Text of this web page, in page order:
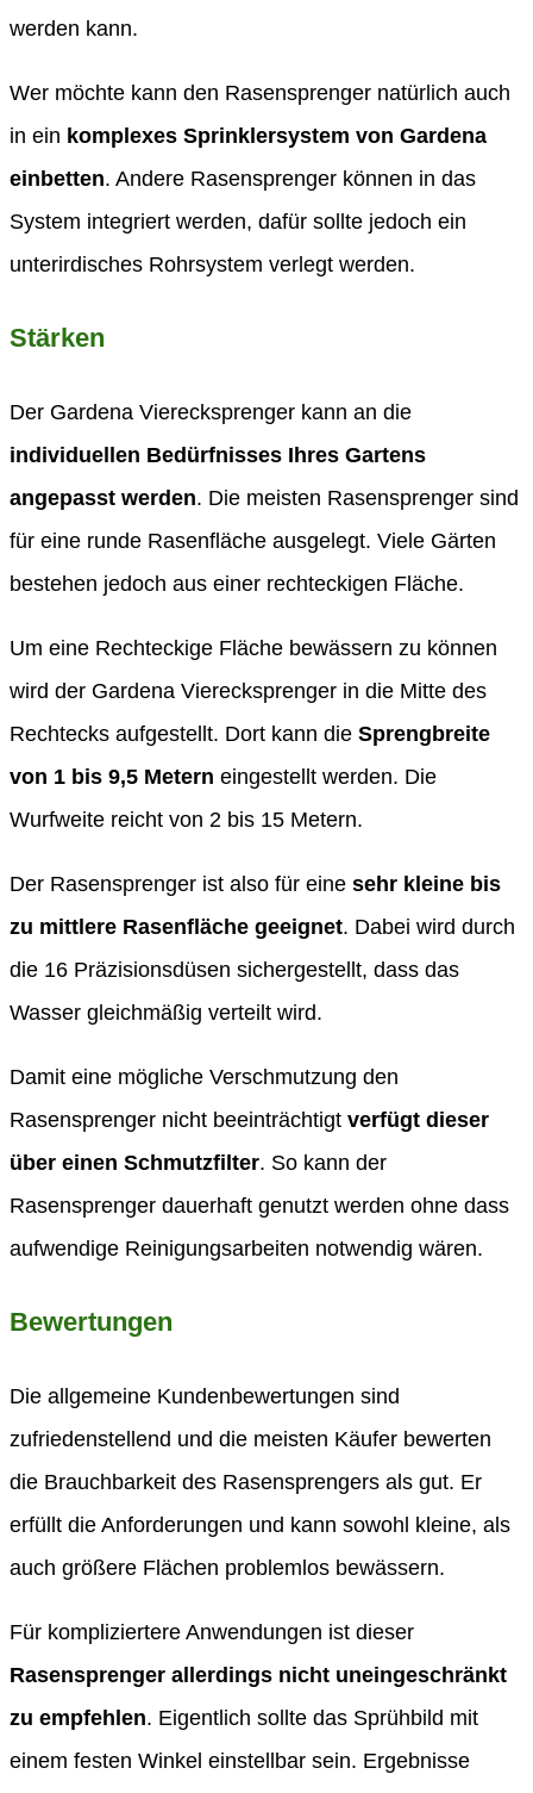
werden kann.
Wer möchte kann den Rasensprenger natürlich auch
in ein komplexes Sprinklersystem von Gardena
einbetten. Andere Rasensprenger können in das
System integriert werden, dafür sollte jedoch ein
unterirdisches Rohrsystem verlegt werden.
Stärken
Der Gardena Vierecksprenger kann an die
individuellen Bedürfnisses Ihres Gartens
angepasst werden. Die meisten Rasensprenger sind
für eine runde Rasenfläche ausgelegt. Viele Gärten
bestehen jedoch aus einer rechteckigen Fläche.
Um eine Rechteckige Fläche bewässern zu können
wird der Gardena Vierecksprenger in die Mitte des
Rechtecks aufgestellt. Dort kann die Sprengbreite
von 1 bis 9,5 Metern eingestellt werden. Die
Wurfweite reicht von 2 bis 15 Metern.
Der Rasensprenger ist also für eine sehr kleine bis
zu mittlere Rasenfläche geeignet. Dabei wird durch
die 16 Präzisionsdüsen sichergestellt, dass das
Wasser gleichmäßig verteilt wird.
Damit eine mögliche Verschmutzung den
Rasensprenger nicht beeinträchtigt verfügt dieser
über einen Schmutzfilter. So kann der
Rasensprenger dauerhaft genutzt werden ohne dass
aufwendige Reinigungsarbeiten notwendig wären.
Bewertungen
Die allgemeine Kundenbewertungen sind
zufriedenstellend und die meisten Käufer bewerten
die Brauchbarkeit des Rasensprengers als gut. Er
erfüllt die Anforderungen und kann sowohl kleine, als
auch größere Flächen problemlos bewässern.
Für kompliziertere Anwendungen ist dieser
Rasensprenger allerdings nicht uneingeschränkt
zu empfehlen. Eigentlich sollte das Sprühbild mit
einem festen Winkel einstellbar sein. Ergebnisse